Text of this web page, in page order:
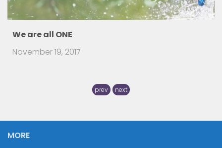
How to detect Balkan people in your
Neighbourh
July 31, 2016
There are travelers that visit a foreign country and
prev next
MORE